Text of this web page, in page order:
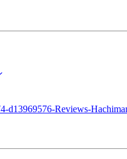
Reviews-